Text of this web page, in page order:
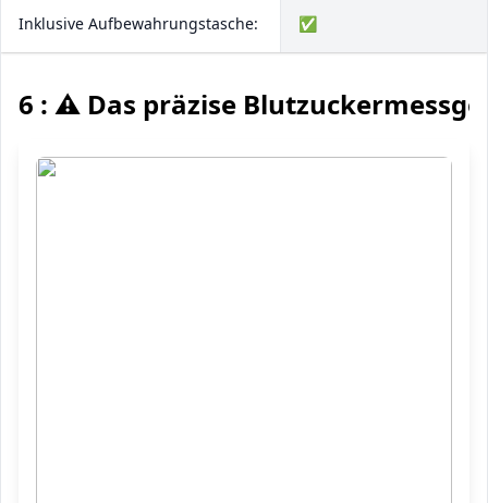
Inklusive Aufbewahrungstasche: ✅
6 : ⚠️ Das präzise